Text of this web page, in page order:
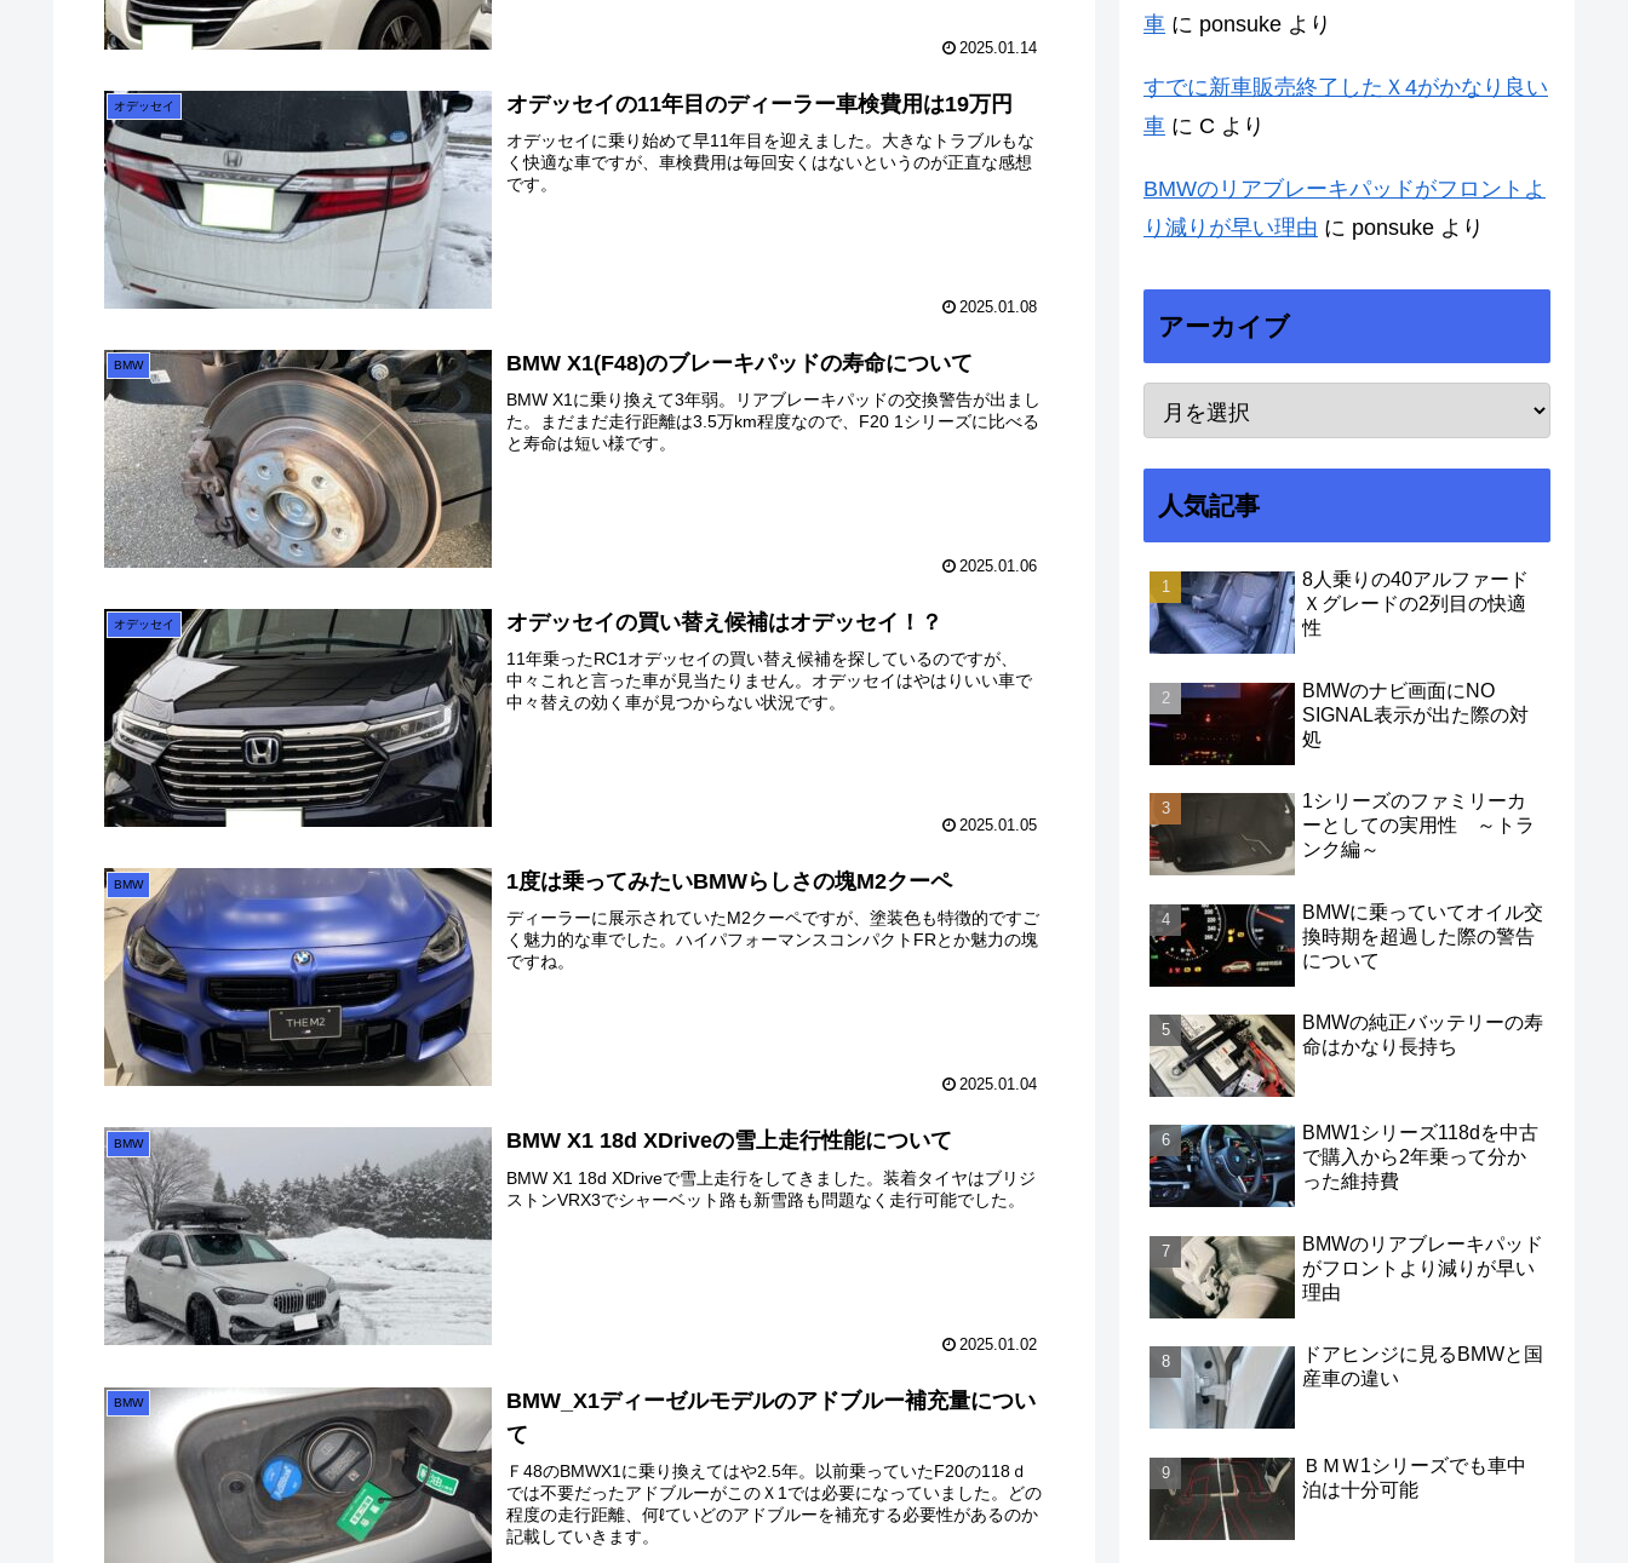
2025.01.14
オデッセイ オデッセイの11年目のディーラー車検費用は19万円
オデッセイに乗り始めて早11年目を迎えました。大きなトラブルもな
く快適な車ですが、車検費用は毎回安くはないというのが正直な感想
です。
2025.01.08
BMW BMW X1(F48)のブレーキパッドの寿命について
BMW X1に乗り換えて3年弱。リアブレーキパッドの交換警告が出まし
た。まだまだ走行距離は3.5万km程度なので、F20 1シリーズに比べる
と寿命は短い様です。
2025.01.06
オデッセイ オデッセイの買い替え候補はオデッセイ！？
11年乗ったRC1オデッセイの買い替え候補を探しているのですが、
中々これと言った車が見当たりません。オデッセイはやはりいい車で
中々替えの効く車が見つからない状況です。
2025.01.05
BMW 1度は乗ってみたいBMWらしさの塊M2クーペ
ディーラーに展示されていたM2クーペですが、塗装色も特徴的ですご
く魅力的な車でした。ハイパフォーマンスコンパクトFRとか魅力の塊
ですね。
2025.01.04
BMW BMW X1 18d XDriveの雪上走行性能について
BMW X1 18d XDriveで雪上走行をしてきました。装着タイヤはブリジ
ストンVRX3でシャーベット路も新雪路も問題なく走行可能でした。
2025.01.02
BMW
BMW_X1ディーゼルモデルのアドブルー補充量につい
て
Ｆ48のBMWX1に乗り換えてはや2.5年。以前乗っていたF20の118ｄ
では不要だったアドブルーがこのＸ1では必要になっていました。どの
程度の走行距離、何ℓていどのアドブルーを補充する必要性があるのか
記載していきます。
車 に ponsuke より
すでに新車販売終了したＸ4がかなり良い
車 に C より
BMWのリアブレーキパッドがフロントよ
り減りが早い理由 に ponsuke より
アーカイブ
人気記事
8人乗りの40アルファード
Ｘグレードの2列目の快適
性
BMWのナビ画面にNO
SIGNAL表示が出た際の対
処
1シリーズのファミリーカ
ーとしての実用性 ～トラ
ンク編～
BMWに乗っていてオイル交
換時期を超過した際の警告
について
BMWの純正バッテリーの寿
命はかなり長持ち
BMW1シリーズ118dを中古
で購入から2年乗って分か
った維持費
BMWのリアブレーキパッド
がフロントより減りが早い
理由
ドアヒンジに見るBMWと国
産車の違い
ＢＭＷ1シリーズでも車中
泊は十分可能